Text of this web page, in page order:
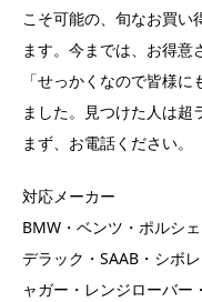
こそ可能の、旬なお買い
ます。今までは、お得意
「せっかくなので皆様
ました。見つけた人は超
まず、お電話ください。
対応メーカー
BMW・ベンツ・ポルシ
デラック・SAAB・シボ
ャガー・レンジローバー